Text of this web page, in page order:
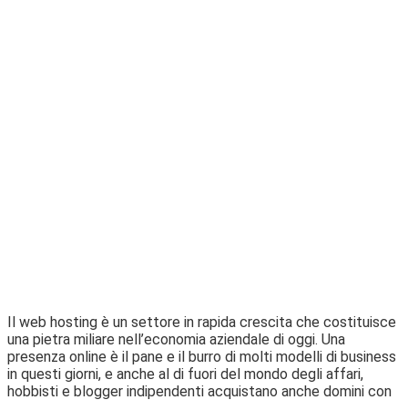
Il web hosting è un settore in rapida crescita che costituisce
una pietra miliare nell’economia aziendale di oggi. Una
presenza online è il pane e il burro di molti modelli di business
in questi giorni, e anche al di fuori del mondo degli affari,
hobbisti e blogger indipendenti acquistano anche domini con